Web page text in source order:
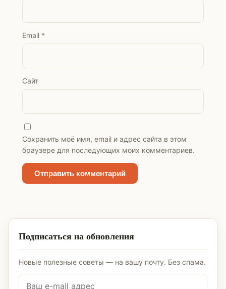
Email *
Сайт
Сохранить моё имя, email и адрес сайта в этом
браузере для последующих моих комментариев.
Подписаться на обновления
Новые полезные советы — на вашу почту. Без спама.